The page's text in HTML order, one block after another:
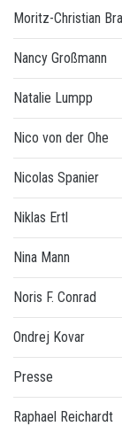
Moritz-Christian
Nancy Großmann
Natalie Lumpp
Nico von der Ohe
Nicolas Spanier
Niklas Ertl
Nina Mann
Noris F. Conrad
Ondrej Kovar
Presse
Raphael Reichardt